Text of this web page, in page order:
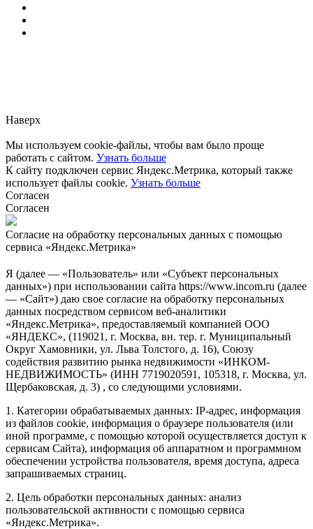
Наверх
Мы используем cookie-файлы, чтобы вам было проще
работать с сайтом. Узнать больше
К сайту подключен сервис Яндекс.Метрика, который также
использует файлы cookie. Узнать больше
Согласен
Согласен
Согласие на обработку персональных данных с помощью
сервиса «Яндекс.Метрика»
Я (далее — «Пользователь» или «Субъект персональных
данных») при использовании сайта https://www.incom.ru (далее
— «Сайт») даю свое согласие на обработку персональных
данных посредством сервисом веб-аналитики
«Яндекс.Метрика», предоставляемый компанией ООО
«ЯНДЕКС», (119021, г. Москва, вн. тер. г. Муниципальный
Округ Хамовники, ул. Льва Толстого, д. 16), Союзу
содействия развитию рынка недвижимости «ИНКОМ-
НЕДВИЖИМОСТЬ» (ИНН 7719020591, 105318, г. Москва, ул.
Щербаковская, д. 3) , со следующими условиями.
1. Категории обрабатываемых данных: IP-адрес, информация
из файлов cookie, информация о браузере пользователя (или
иной программе, с помощью которой осуществляется доступ к
сервисам Сайта), информация об аппаратном и программном
обеспечении устройства пользователя, время доступа, адреса
запрашиваемых страниц.
2. Цель обработки персональных данных: анализ
пользовательской активности с помощью сервиса
«Яндекс.Метрика».